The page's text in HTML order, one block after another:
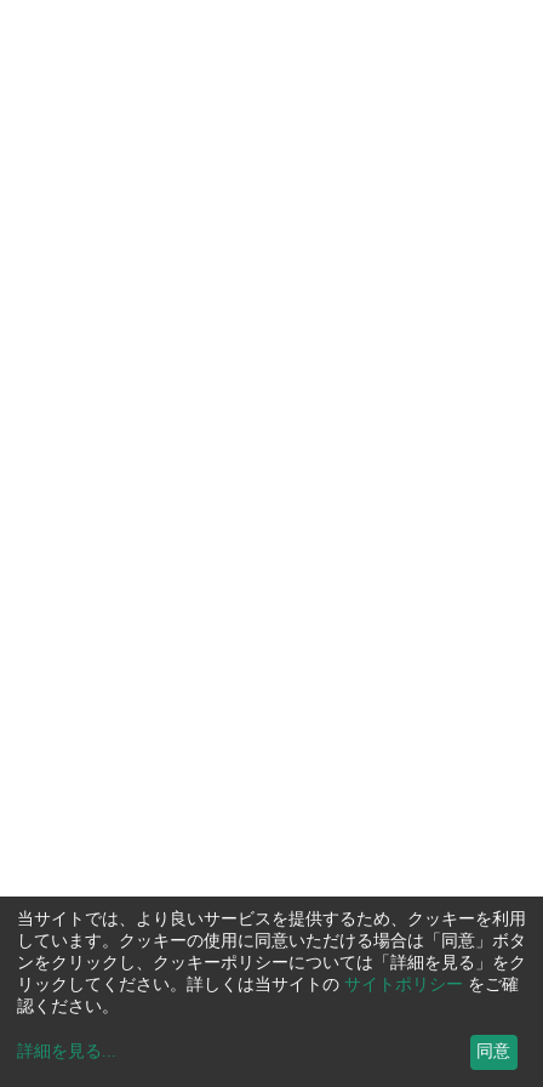
当サイトでは、より良いサービスを提供するため、クッキーを利用
しています。クッキーの使用に同意いただける場合は「同意」ボタ
ンをクリックし、クッキーポリシーについては「詳細を見る」をク
リックしてください。詳しくは当サイトの サイトポリシー をご確
認ください。
詳細を見る ... 同意